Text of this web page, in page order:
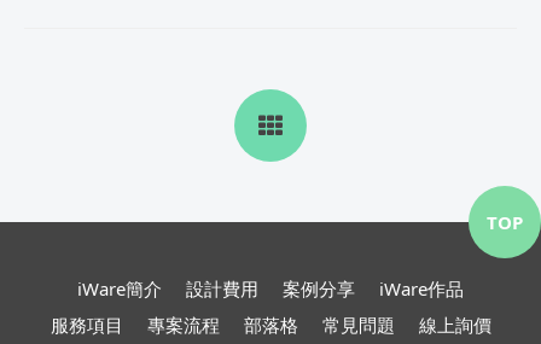
iWare簡介 設計費用 案例分享
iWare作品
服務項目
專案流程 部落格 常見問題
線上詢價
TOP